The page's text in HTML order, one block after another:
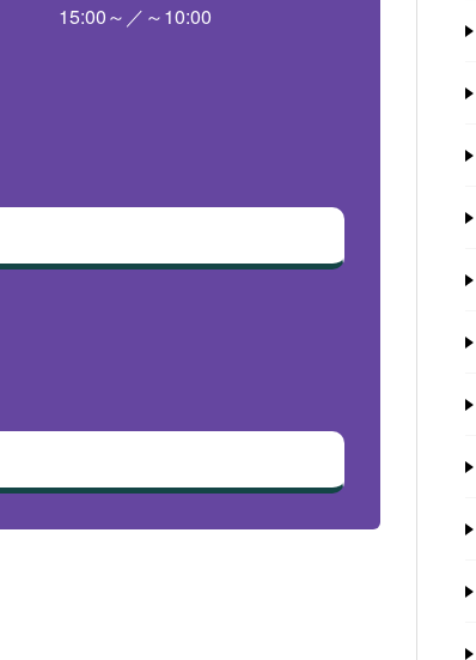
15:00～／～10:00